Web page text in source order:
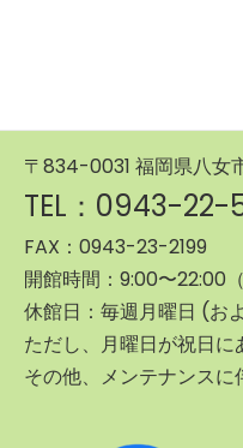
〒834-0031 福岡県八女
TEL：0943-22-
FAX：0943-23-2199
開館時間：9:00〜22:00
休館日：毎週月曜日 (お
ただし、月曜日が祝日
その他、メンテナンスに